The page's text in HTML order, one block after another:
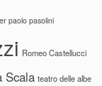
paolo pasolini
Romeo Castellucci
Scala teatro delle albe